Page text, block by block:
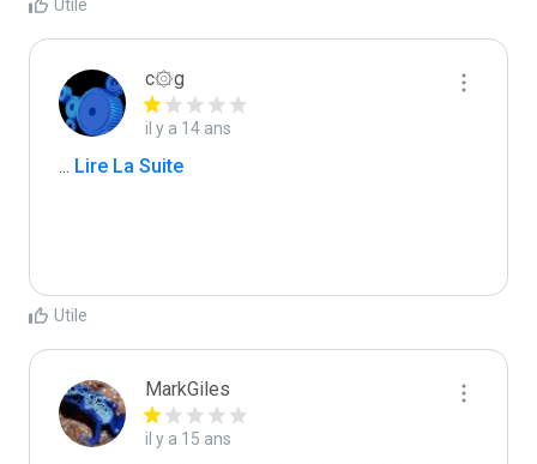
Utile
c۞g
il y a 14 ans
... Lire La Suite
Utile
MarkGiles
il y a 15 ans